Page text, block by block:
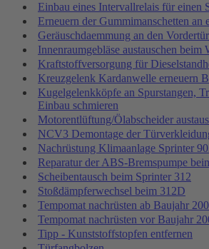
Einbau eines Intervallrelais für einen
Erneuern der Gummimanschetten an
Geräuschdaemmung an den
Innenraumgebläse austauschen beim
Kraftstoffversorgung für
Kreuzgelenk Kardanwelle erneuern
Kugelgelenkköpfe an Spurstangen,
Einbau schmieren
Motorentlüftung/Ölabscheider
NCV3 Demontage der
Nachrüstung Klimaanlage Sprinter
Reparatur der ABS-Bremspumpe
Scheibentausch beim Sprinter 312
Stoßdämpferwechsel beim 312D
Tempomat nachrüsten ab Baujahr
Tempomat nachrüsten vor Baujahr
Tipp - Kunststoffstopfen entfernen